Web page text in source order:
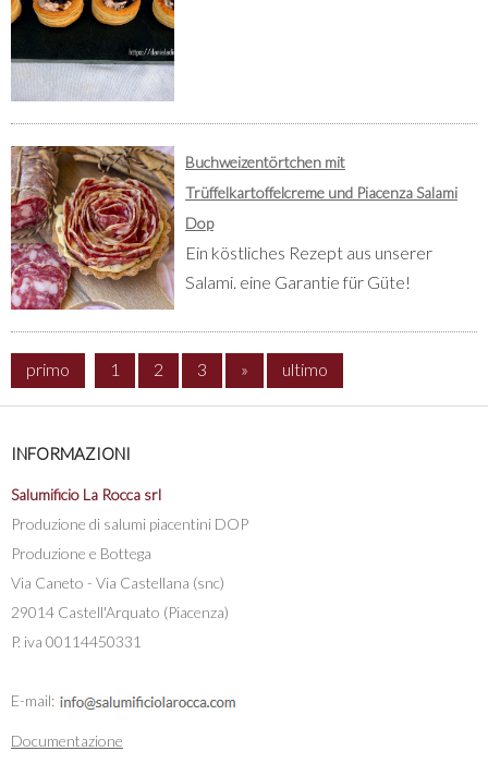
Buchweizentörtchen mit
Trüffelkartoffelcreme und Piacenza Salami
Dop
Ein köstliches Rezept aus unserer
Salami. eine Garantie für Güte!
primo 1 2 3 » ultimo
INFORMAZIONI
Salumificio La Rocca srl
Produzione di salumi piacentini DOP
Produzione e Bottega
Via Caneto - Via Castellana (snc)
29014 Castell'Arquato (Piacenza)
P. iva 00114450331
E-mail:
Documentazione